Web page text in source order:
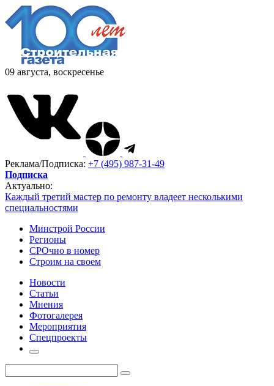
09 августа, воскресенье
Реклама/Подписка: +7 (495) 987-31-49
Подписка
Актуально:
Каждый третий мастер по ремонту владеет несколькими
специальностями
Минстрой России
Регионы
СРОчно в номер
Строим на своем
Новости
Статьи
Мнения
Фотогалерея
Мероприятия
Спецпроекты